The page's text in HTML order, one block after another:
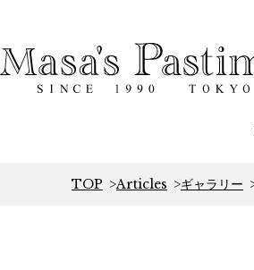
TOP Articles ギャラリー